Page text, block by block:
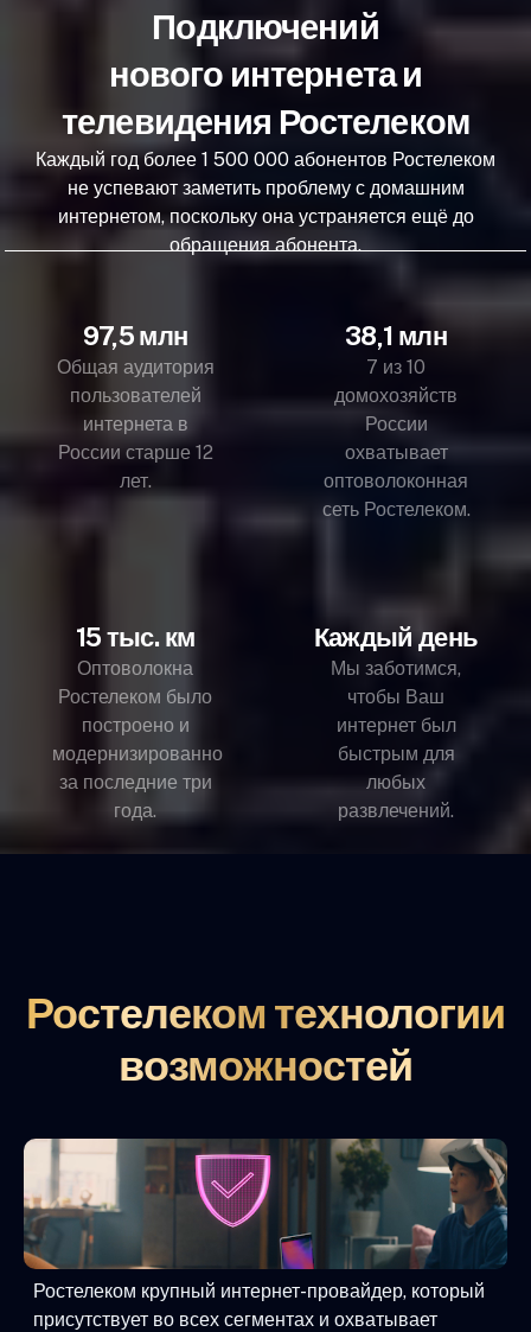
Подключений
нового интернета и
телевидения Ростелеком
Каждый год более 1 500 000 абонентов Ростелеком
не успевают заметить проблему с домашним
интернетом, поскольку она устраняется ещё до
обращения абонента.
97,5 млн
Общая аудитория
пользователей
интернета в
России старше 12
лет.
38,1 млн
7 из 10
домохозяйств
России
охватывает
оптоволоконная
сеть Ростелеком.
15 тыс. км
Оптоволокна
Ростелеком было
построено и
модернизированно
за последние три
года.
Каждый день
Мы заботимся,
чтобы Ваш
интернет был
быстрым для
любых
развлечений.
Ростелеком технологии
возможностей
Ростелеком крупный интернет-провайдер, который
присутствует во всех сегментах и охватывает